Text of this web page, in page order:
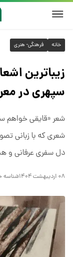
خانه فرهنگی- هنری
زیباترین
سپهری در
شعری که با زبانی
دل سفری عرفانی و
۰۸ اردیبهشت ۱۴۰۴ شناسه